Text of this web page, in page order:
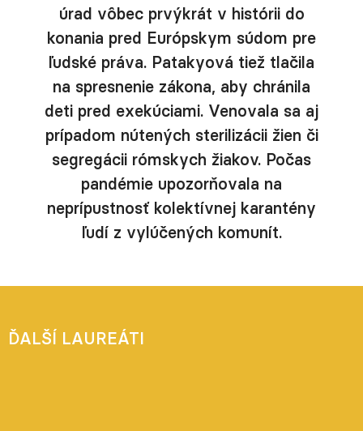
úrad vôbec prvýkrát v histórii do
konania pred Európskym súdom pre
ľudské práva. Patakyová tiež tlačila
na spresnenie zákona, aby chránila
deti pred exekúciami. Venovala sa aj
prípadom nútených sterilizácii žien či
segregácii rómskych žiakov. Počas
pandémie upozorňovala na
neprípustnosť kolektívnej karantény
ľudí z vylúčených komunít.
ĎALŠÍ LAUREÁTI